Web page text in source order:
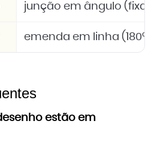
junção em ângulo
emenda em linha (180°)
estão em